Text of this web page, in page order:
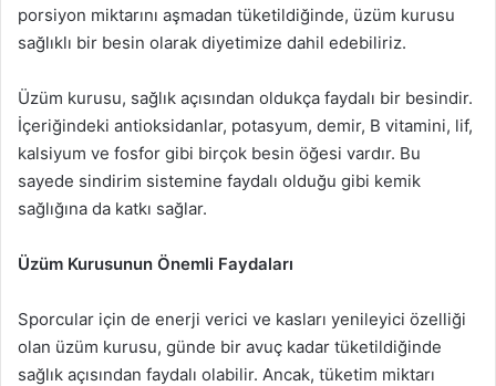
porsiyon miktarını aşmadan tüketildiğinde, üzüm kurusu
sağlıklı bir besin olarak diyetimize dahil edebiliriz.
Üzüm kurusu, sağlık açısından oldukça faydalı bir besindir.
İçeriğindeki antioksidanlar, potasyum, demir, B vitamini, lif,
kalsiyum ve fosfor gibi birçok besin öğesi vardır. Bu
sayede sindirim sistemine faydalı olduğu gibi kemik
sağlığına da katkı sağlar.
Üzüm Kurusunun Önemli Faydaları
Sporcular için de enerji verici ve kasları yenileyici özelliği
olan üzüm kurusu, günde bir avuç kadar tüketildiğinde
sağlık açısından faydalı olabilir. Ancak, tüketim miktarı